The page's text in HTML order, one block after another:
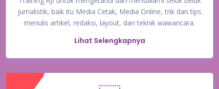
jurnalistik, baik itu Media Cetak, Media Online, trik dan tips
menulis artikel, redaksi, layout, dan teknik wawancara.
Lihat Selengkapnya